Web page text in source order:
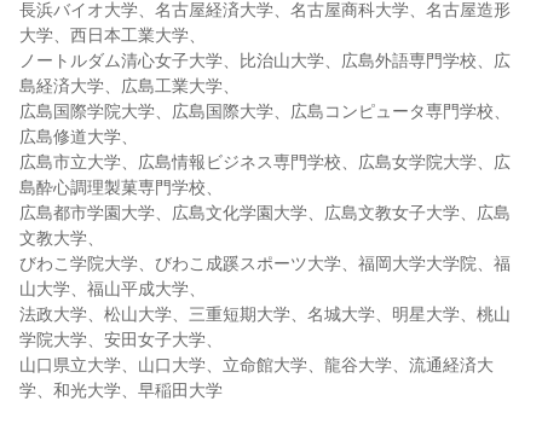
長浜バイオ大学、名古屋経済大学、名古屋商科大学、名古屋造形
大学、西日本工業大学、
ノートルダム清心女子大学、比治山大学、広島外語専門学校、広
島経済大学、広島工業大学、
広島国際学院大学、広島国際大学、広島コンピュータ専門学校、
広島修道大学、
広島市立大学、広島情報ビジネス専門学校、広島女学院大学、広
島酔心調理製菓専門学校、
広島都市学園大学、広島文化学園大学、広島文教女子大学、広島
文教大学、
びわこ学院大学、びわこ成蹊スポーツ大学、福岡大学大学院、福
山大学、福山平成大学、
法政大学、松山大学、三重短期大学、名城大学、明星大学、桃山
学院大学、安田女子大学、
山口県立大学、山口大学、立命館大学、龍谷大学、流通経済大
学、和光大学、早稲田大学